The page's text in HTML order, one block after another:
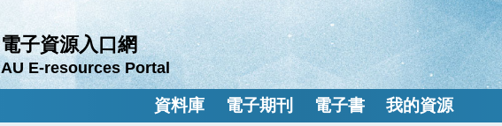
電子資源入口網
AU E-resources Portal
資料庫 電子期刊 電子書 我的資源